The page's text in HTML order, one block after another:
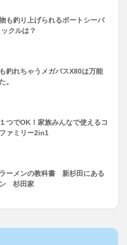
も釣り上げられるボートシーバ
クルは？
釣れちゃうメガバスX80は万能
。
つでOK！家族みんなで使えるコ
ァミリー2in1
ーメンの教科書 新杉田にある
ン 杉田家